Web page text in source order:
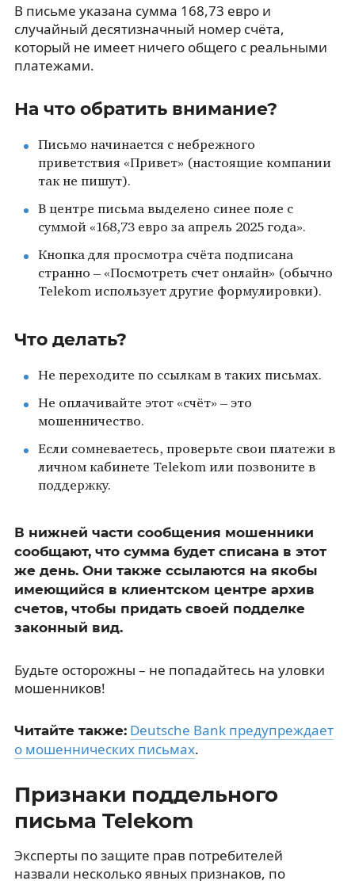
В письме указана сумма 168,73 евро и
случайный десятизначный номер счёта,
который не имеет ничего общего с реальными
платежами.
На что обратить внимание?
Письмо начинается с небрежного
приветствия «Привет» (настоящие компании
так не пишут).
В центре письма выделено синее поле с
суммой «168,73 евро за апрель 2025 года».
Кнопка для просмотра счёта подписана
странно – «Посмотреть счет онлайн» (обычно
Telekom использует другие формулировки).
Что делать?
Не переходите по ссылкам в таких письмах.
Не оплачивайте этот «счёт» – это
мошенничество.
Если сомневаетесь, проверьте свои платежи в
личном кабинете Telekom или позвоните в
поддержку.
В нижней части сообщения мошенники
сообщают, что сумма будет списана в этот
же день. Они также ссылаются на якобы
имеющийся в клиентском центре архив
счетов, чтобы придать своей подделке
законный вид.
Будьте осторожны – не попадайтесь на уловки
мошенников!
Читайте также: Deutsche Bank предупреждает
о мошеннических письмах.
Признаки поддельного
письма Telekom
Эксперты по защите прав потребителей
назвали несколько явных признаков, по